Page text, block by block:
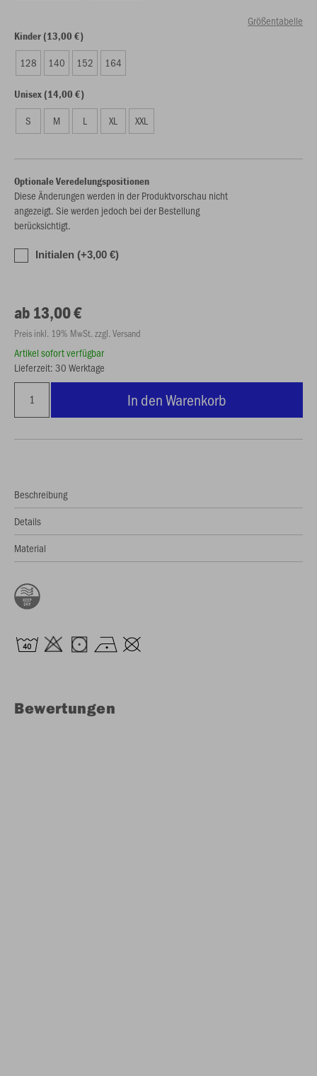
Größentabelle
Kinder (13,00 €)
128 140 152 164
Unisex (14,00 €)
S M L XL XXL
Optionale Veredelungspositionen
Diese Änderungen werden in der Produktvorschau nicht
angezeigt. Sie werden jedoch bei der Bestellung
berücksichtigt.
Initialen (+3,00 €)
ab 13,00 €
Preis inkl. 19% MwSt. zzgl. Versand
Artikel sofort verfügbar
Lieferzeit: 30 Werktage
In den Warenkorb
Beschreibung
Details
Material
Bewertungen